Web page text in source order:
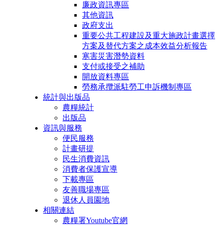
廉政資訊專區
其他資訊
政府支出
重要公共工程建設及重大施政計畫選擇
方案及替代方案之成本效益分析報告
寒害災害潛勢資料
支付或接受之補助
開放資料專區
勞務承攬派駐勞工申訴機制專區
統計與出版品
農糧統計
出版品
資訊與服務
便民服務
計畫研提
民生消費資訊
消費者保護宣導
下載專區
友善職場專區
退休人員園地
相關連結
農糧署Youtube官網